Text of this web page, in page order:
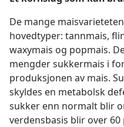
De mange
hovedtyper: tannmais,
waxymais og popmais.
mengder sukkermais i
produksjonen av mais.
skyldes en metabolsk
sukker enn normalt blir
verdensbasis blir over